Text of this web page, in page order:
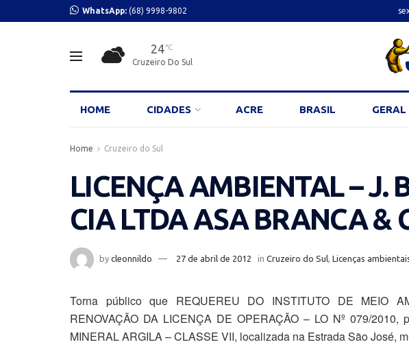
WhatsApp: (68) 9998-9802
24 °C
Cruzeiro Do Sul
HOME CIDADES ACRE BRASIL GERAL
Home Cruzeiro do Sul
LICENÇA AMBIENTAL – J.
CIA LTDA ASA BRANCA &
by cleonnildo 27 de abril de 2012 in Cruzeiro do Sul Licenças
Torna público que REQUEREU DO INSTITUTO DE MEIO
RENOVAÇÃO DA LICENÇA DE OPERAÇÃO – LO Nº 079/2010,
MINERAL ARGILA – CLASSE VII, localizada na Estrada São José,